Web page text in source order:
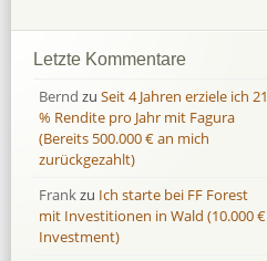
Bondora
Finbee
43,2%
Finbee (CZK)
0,0 %
HeavyFinance
IUVO Group
-32,2 %
Lenndy
-314,6 %
Bondora
Finbee
35,2%
Finbee (CZK)
0,0 %
HeavyFinance
IUVO Group
-55,0 %
Lenndy
146,5 %
Letzte Kommentare
Bernd zu Seit 4 Jahren erziele ich 21
% Rendite pro Jahr mit Fagura
(Bereits 500.000 € an mich
zurückgezahlt)
Frankzu Ich starte bei FF Forest
mit Investitionen in Wald (10.000 €
Investment)